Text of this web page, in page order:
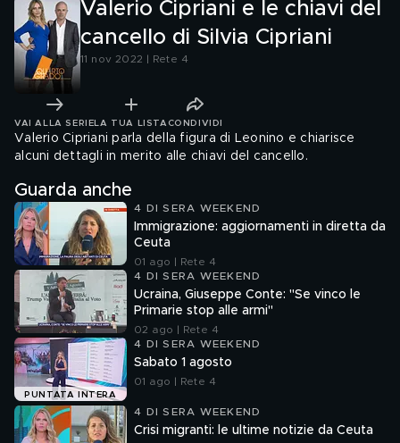
Valerio Cipriani e le chiavi del
cancello di Silvia Cipriani
11 nov 2022 | Rete 4
VAI ALLA SERIE LA TUA LISTA CONDIVIDI
Valerio Cipriani parla della figura di Leonino e chiarisce
alcuni dettagli in merito alle chiavi del cancello.
Guarda anche
4 DI SERA WEEKEND
Immigrazione: aggiornamenti in diretta da
Ceuta
01 ago | Rete 4
4 DI SERA WEEKEND
Ucraina, Giuseppe Conte: "Se vinco le
Primarie stop alle armi"
02 ago | Rete 4
PUNTATA INTERA
4 DI SERA WEEKEND
Sabato 1 agosto
01 ago | Rete 4
4 DI SERA WEEKEND
Crisi migranti: le ultime notizie da Ceuta